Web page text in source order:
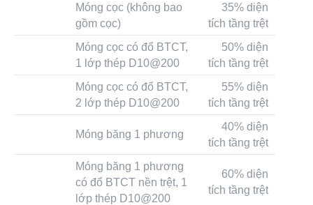
Móng cọc (không bao
gồm cọc)
35% diện
tích tầng trệt
Móng cọc có đổ BTCT,
1 lớp thép D10@200
50% diện
tích tầng trệt
Móng cọc có đổ BTCT,
2 lớp thép D10@200
55% diện
tích tầng trệt
Móng băng 1 phương
40% diện
tích tầng trệt
Móng băng 1 phương
có đổ BTCT nền trệt, 1
lớp thép D10@200
60% diện
tích tầng trệt